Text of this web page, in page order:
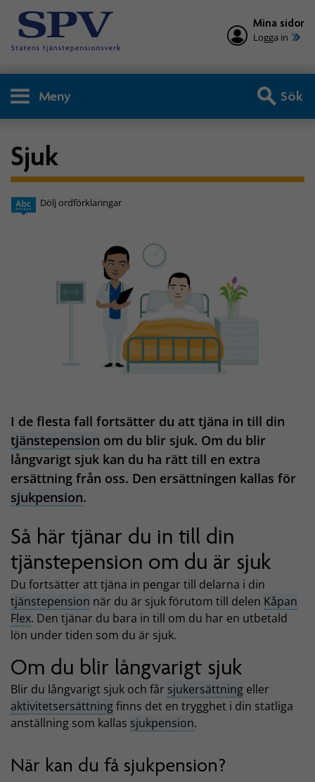
Mina sidor
Logga in
Meny Sök
Sjuk
Dölj ordförklaringar
I de flesta fall fortsätter du att tjäna in till din
tjänstepension om du blir sjuk. Om du blir
långvarigt sjuk kan du ha rätt till en extra
ersättning från oss. Den ersättningen kallas för
sjukpension.
Så här tjänar du in till din
tjänstepension om du är sjuk
Du fortsätter att tjäna in pengar till delarna i din
tjänstepension när du är sjuk förutom till delen Kåpan
Flex. Den tjänar du bara in till om du har en utbetald
lön under tiden som du är sjuk.
Om du blir långvarigt sjuk
Blir du långvarigt sjuk och får sjukersättning eller
aktivitetsersättningfinns det en trygghet i din statliga
anställning som kallas sjukpension.
När kan du få sjukpension?